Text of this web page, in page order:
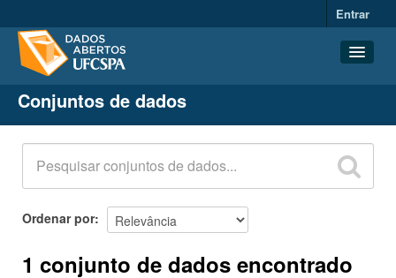
Entrar
Conjuntos de dados
Organizações
Grupos
Sobre
Conjuntos de dados
Ordenar por
1 conjunto de dados encontrado